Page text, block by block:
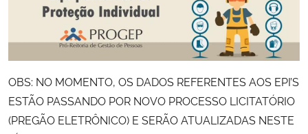
Ministério da Saúde
Ministério de Minas e Energia
Ministério da Ciência, Tecnologia, Inovações e Comunicações
Ministério do Meio Ambiente
OBS: NO MOMENTO, OS DADOS REFERENTES AOS EPI’S
ESTÃO PASSANDO POR NOVO PROCESSO LICITATÓRIO
(PREGÃO ELETRÔNICO) E SERÃO ATUALIZADAS NESTE